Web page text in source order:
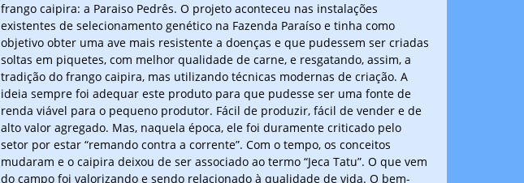
frango caipira: a Paraiso Pedrês. O projeto aconteceu nas instalações
existentes de selecionamento genético na Fazenda Paraíso e tinha como
objetivo obter uma ave mais resistente a doenças e que pudessem ser criadas
soltas em piquetes, com melhor qualidade de carne, e resgatando, assim, a
tradição do frango caipira, mas utilizando técnicas modernas de criação. A
ideia sempre foi adequar este produto para que pudesse ser uma fonte de
renda viável para o pequeno produtor. Fácil de produzir, fácil de vender e de
alto valor agregado. Mas, naquela época, ele foi duramente criticado pelo
setor por estar “remando contra a corrente”. Com o tempo, os conceitos
mudaram e o caipira deixou de ser associado ao termo “Jeca Tatu”. O que vem
do campo foi valorizando e sendo relacionado à qualidade de vida. O bem-